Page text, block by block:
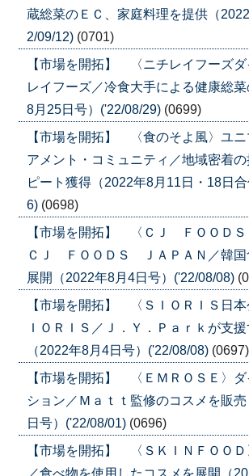
蔵総菜のＥＣ、家庭料理を提供（
2/09/12) (0701)
【市場を開拓】 〈ニチレイフーズ
レイフーズ／冷食大手による健康総
8月25日号）('22/08/29) (0699)
【市場を開拓】 〈食のそよ風〉ユ
アメント・コミュニティ／地域密着の
ピート獲得（2022年8月11日・18日
6) (0698)
【市場を開拓】 〈ＣＪ ＦＯＯＤＳ
ＣＪ ＦＯＯＤＳ ＪＡＰＡＮ／韓国
展開（2022年8月4日号）('22/08/08)
【市場を開拓】 〈ＳＩＯＲＩＳ日本
ＩＯＲＩＳ／Ｊ．Ｙ．Ｐａｒｋが支
（2022年8月4日号）('22/08/08) (0697)
【市場を開拓】 〈ＥＭＲＯＳＥ〉
ション／Ｍａｔｔ監修のコスメを販
日号）('22/08/01) (0696)
【市場を開拓】 〈ＳＫＩＮＦＯＯＤ